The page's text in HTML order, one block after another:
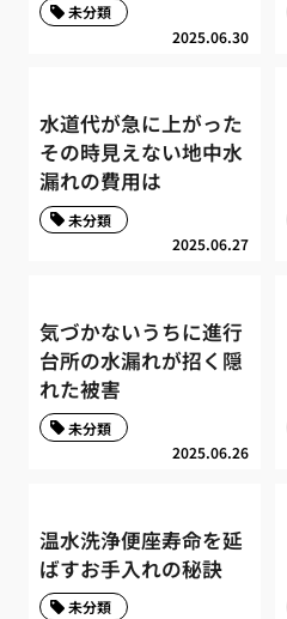
2025.06.30
未分類
水道代が急に上がった
その時見えない地中水
漏れの費用は
2025.06.27
未分類
気づかないうちに進行
台所の水漏れが招く隠
れた被害
2025.06.26
未分類
温水洗浄便座寿命を延
ばすお手入れの秘訣
未分類